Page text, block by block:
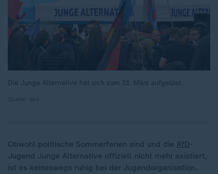
Die Junge Alternative hat sich zum 31. März aufgelöst.
Obwohl politische Sommerferien sind und die AfD-
Jugend Junge Alternative offiziell nicht mehr existiert,
ist es keineswegs ruhig bei der Jugendorganisation.